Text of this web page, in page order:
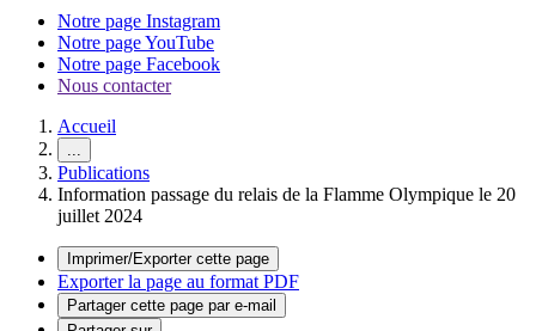
Notre page Instagram
Notre page YouTube
Notre page Facebook
Nous contacter
Accueil
...
Publications
Information passage du relais de la Flamme Olympique le 20
juillet 2024
Imprimer/Exporter cette page
Exporter la page au format PDF
Partager cette page par e-mail